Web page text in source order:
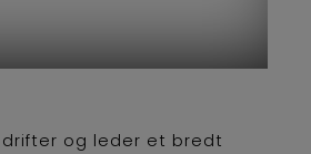
drifter og leder et bredt